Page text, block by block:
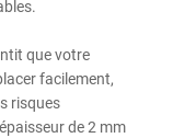
que votre
facilement,
risques
de 2 mm